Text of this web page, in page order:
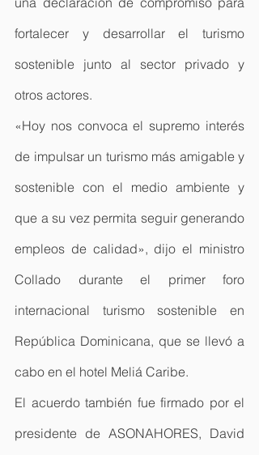
fortalecer y desarrollar el turismo
sostenible junto al sector privado y
otros actores.
«Hoy nos convoca el supremo interés
de impulsar un turismo más amigable y
sostenible con el medio ambiente y
que a su vez permita seguir generando
empleos de calidad», dijo el ministro
Collado durante el primer foro
internacional turismo sostenible en
República Dominicana, que se llevó a
cabo en el hotel Meliá Caribe.
El acuerdo también fue firmado por el
presidente de ASONAHORES, David